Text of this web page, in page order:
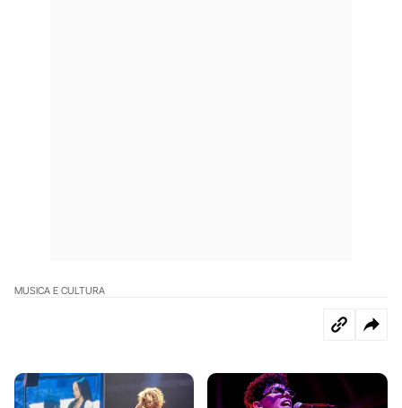
MUSICA E CULTURA